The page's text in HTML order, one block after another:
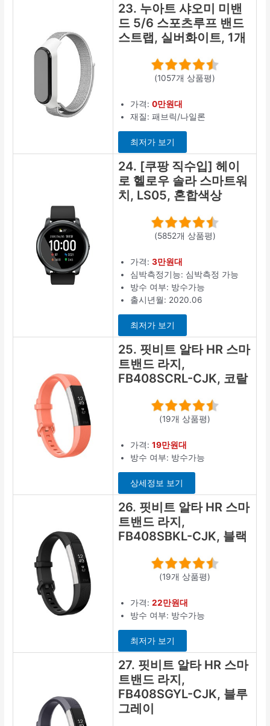
23. 누아트 샤오미 미밴
드 5/6 스포츠루프 밴드
스트랩, 실버화이트, 1개
(1057개 상품평)
가격:0만원대
재질: 패브릭/나일론
최저가 보기
24. [쿠팡 직수입] 헤이
로 헬로우 솔라 스마트워
치, LS05, 혼합색상
(5852개 상품평)
가격:3만원대
심박측정기능: 심박측정 가능
방수 여부: 방수가능
출시년월: 2020.06
최저가 보기
25. 핏비트 알타 HR 스마
트밴드 라지,
FB408SCRL-CJK, 코랄
(19개 상품평)
가격:19만원대
방수 여부: 방수가능
상세정보 보기
26. 핏비트 알타 HR 스마
트밴드 라지,
FB408SBKL-CJK, 블랙
(19개 상품평)
가격:22만원대
방수 여부: 방수가능
최저가 보기
27. 핏비트 알타 HR 스마
트밴드 라지,
FB408SGYL-CJK, 블루
그레이